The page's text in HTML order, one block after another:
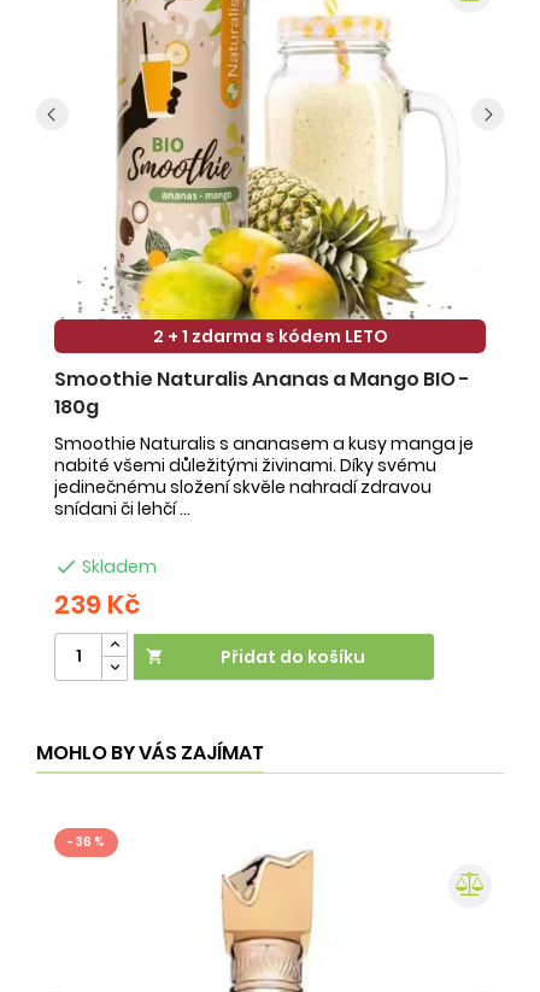
2 + 1 zdarma s kódem LETO
Smoothie Naturalis Ananas a Mango BIO -
180g
Smoothie Naturalis s ananasem a kusy manga je
nabité všemi důležitými živinami. Díky svému
jedinečnému složení skvěle nahradí zdravou
snídani či lehčí ...
 Skladem
239 Kč
 Přidat do košíku
MOHLO BY VÁS ZAJÍMAT
- 36 %